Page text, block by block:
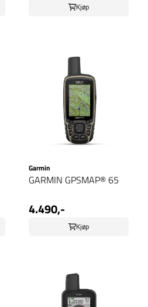
Kjøp
Garmin
GARMIN GPSMAP® 65
4.490,-
Kjøp